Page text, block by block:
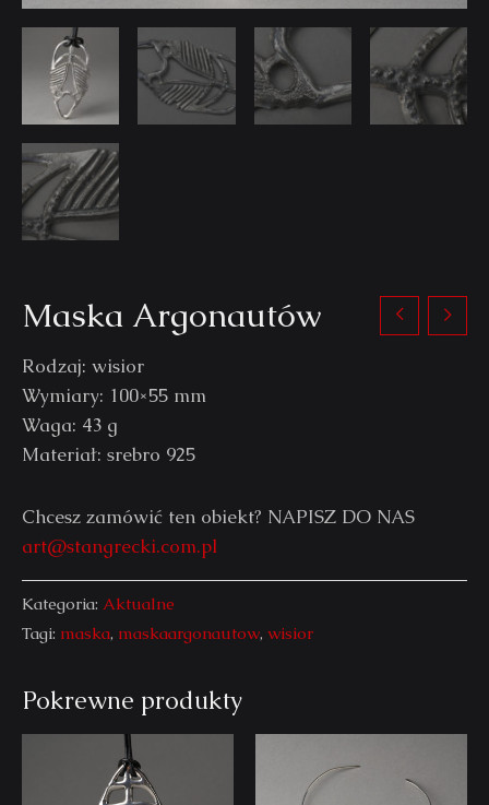
Maska Argonautów
Rodzaj: wisior
Wymiary: 100×55 mm
Waga: 43 g
Materiał: srebro 925
Chcesz zamówić ten obiekt? NAPISZ DO NAS
art@stangrecki.com.pl
Kategoria: Aktualne
Tagi: maska, maskaargonautow, wisior
Pokrewne produkty